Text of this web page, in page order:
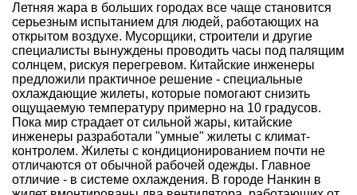
Летняя жара в больших городах все чаще становится
серьезным испытанием для людей, работающих на
открытом воздухе. Мусорщики, строители и другие
специалисты вынуждены проводить часы под палящим
солнцем, рискуя перегревом. Китайские инженеры
предложили практичное решение - специальные
охлаждающие жилеты, которые помогают снизить
ощущаемую температуру примерно на 10 градусов.
Пока мир страдает от сильной жары, китайские
инженеры разработали "умные" жилеты с климат-
контролем. Жилеты с кондиционированием почти не
отличаются от обычной рабочей одежды. Главное
отличие - в системе охлаждения. В городе Нанкин в